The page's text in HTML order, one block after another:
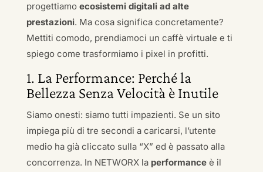
progettiamo ecosistemi digitali ad alte
prestazioni. Ma cosa significa concretamente?
Mettiti comodo, prendiamoci un caffè virtuale e ti
spiego come trasformiamo i pixel in profitti.
1. La Performance: Perché la
Bellezza Senza Velocità è Inutile
Siamo onesti: siamo tutti impazienti. Se un sito
impiega più di tre secondi a caricarsi, l’utente
medio ha già cliccato sulla “X” ed è passato alla
concorrenza. In NETWORX la performanceè il